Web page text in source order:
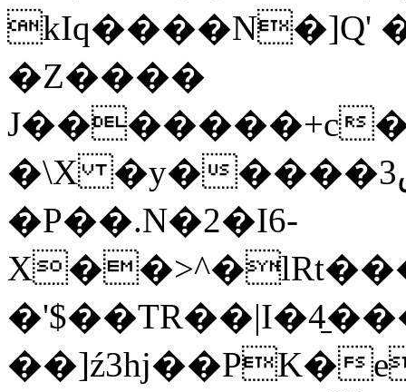
kIq����N�]Q'
�Z����
J�������+c
�\X �y�����ڝ3Q��4�3|
�P��.N�2�I6-
��]ź3hj��PK�